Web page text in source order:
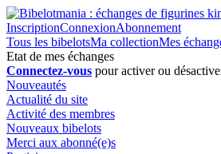
InscriptionConnexionAbonnement
Tous les bibelotsMa collectionMes
Etat de mes échanges
Connectez-vous pour activer ou
Nouveautés
Actualité du site
Activité des membres
Nouveaux bibelots
Merci aux abonné(e)s